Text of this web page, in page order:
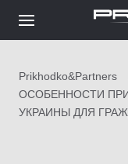
Prikhodko&Partners
ОСОБЕННОСТИ
УКРАИНЫ ДЛЯ